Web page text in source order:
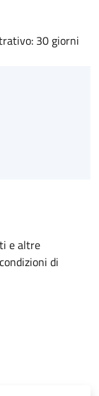
30 giorni
e altre
di